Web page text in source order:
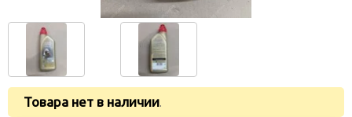
Товара нет в наличии.